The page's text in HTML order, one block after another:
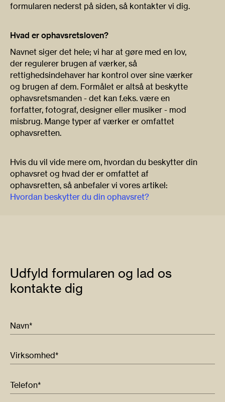
formularen nederst på siden, så kontakter vi dig.
Hvad er ophavsretsloven?
Navnet siger det hele; vi har at gøre med en lov,
der regulerer brugen af værker, så
rettighedsindehaver har kontrol over sine værker
og brugen af dem. Formålet er altså at beskytte
ophavsretsmanden - det kan f.eks. være en
forfatter, fotograf, designer eller musiker - mod
misbrug. Mange typer af værker er omfattet
ophavsretten.
Hvis du vil vide mere om, hvordan du beskytter din
ophavsret og hvad der er omfattet af
ophavsretten, så anbefaler vi vores artikel:
Hvordan beskytter du din ophavsret?
Udfyld formularen og lad os
kontakte dig
Navn*
Virksomhed*
Telefon*